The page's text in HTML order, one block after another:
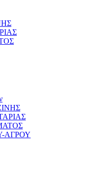
ΑΓΡΟΥ